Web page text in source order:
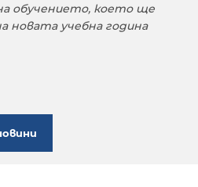
обучението, което ще
новата учебна година